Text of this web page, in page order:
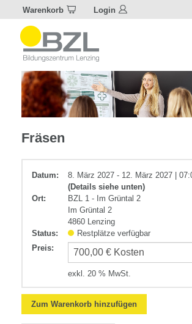
Warenkorb Login
Metall
Fräsen
Datum:
8. März 2027 - 12. März 2027 |
(Details siehe unten)
Ort:
BZL 1 - Im Grüntal 2
Im Grüntal 2
4860 Lenzing
Status:
Restplätze verfügbar
Preis:
exkl. 20 % MwSt.
Zum Warenkorb hinzufügen